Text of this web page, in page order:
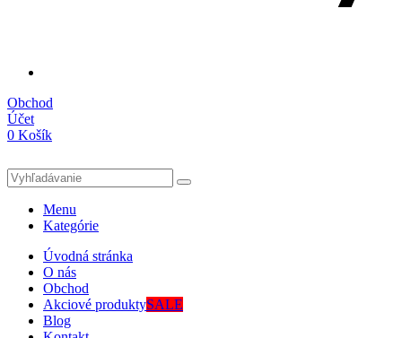
Obchod
Účet
0 Košík
Menu
Kategórie
Úvodná stránka
O nás
Obchod
Akciové produktySALE
Blog